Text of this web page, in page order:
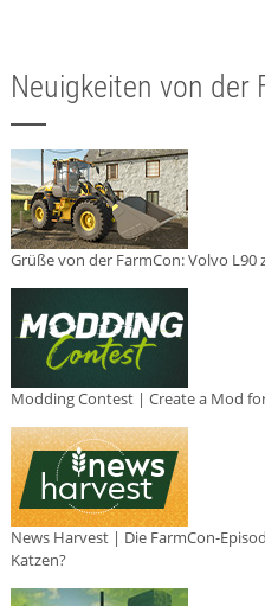
Neuigkeiten von der
Grüße von der FarmCon: Volvo L90
Modding Contest | Create a Mod
News Harvest | Die FarmCon-
Katzen?